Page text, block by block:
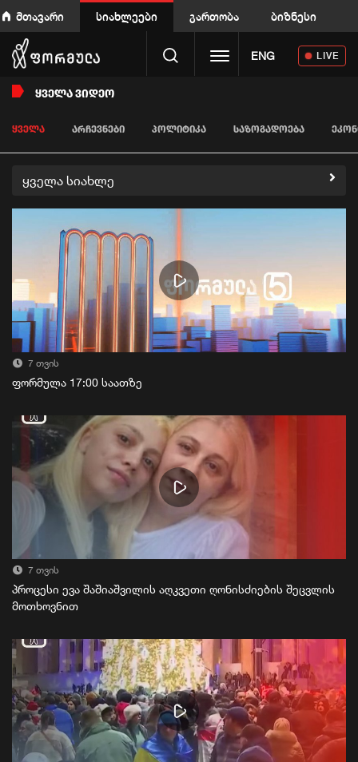
მთავარი სიახლეები გართობა ბიზნესი
Toggle navigation
ENG LIVE
ᲧᲕᲔᲚᲐ ᲕᲘᲓᲔᲝ
ᲧᲕᲔᲚᲐ ᲐᲠᲩᲔᲕᲜᲔᲑᲘ ᲞᲝᲚᲘᲢᲘᲙᲐ ᲡᲐᲖᲝᲒᲐᲓᲝᲔᲑᲐ
ყველა სიახლე
7 თვის
ფორმულა 17:00 საათზე
7 თვის
პროცესი ევა შაშიაშვილის აღკვეთი ღონისძიების შეცვლის
მოთხოვნით